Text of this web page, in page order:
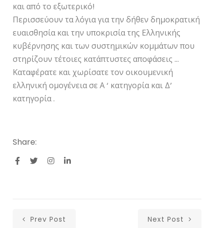
και από το εξωτερικό!
Περισσεύουν τα λόγια για την δήθεν δημοκρατική
ευαισθησία και την υποκρισία της Ελληνικής
κυβέρνησης και των συστημικών κομμάτων που
στηρίζουν τέτοιες κατάπτυστες αποφάσεις …
Καταφέρατε και χωρίσατε τον οικουμενική
ελληνική ομογένεια σε Α ‘ κατηγορία και Δ’
κατηγορία .
Share:
Prev Post Next Post